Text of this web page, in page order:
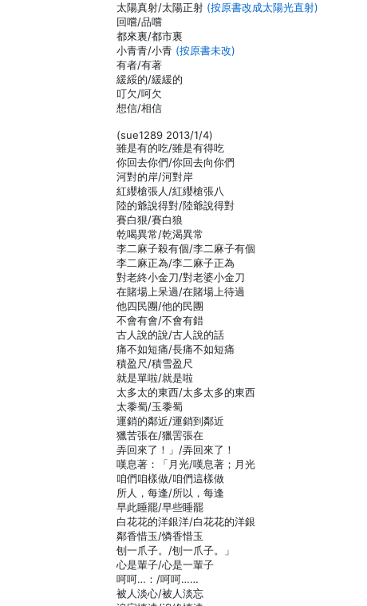
太陽真射/太陽正射 (按原書改成太陽光直射)
回嚐/品嚐
都來裏/都市裏
小青青/小青 (按原書未改)
有者/有著
緩綏的/緩緩的
叮欠/呵欠
想信/相信
(sue1289 2013/1/4)
雖是有的吃/雖是有得吃
你回去你們/你回去向你們
河對的岸/河對岸
紅纓槍張人/紅纓槍張八
陸的爺說得對/陸爺說得對
賽白狠/賽白狼
乾喝異常/乾渴異常
李二麻子殺有個/李二麻子有個
李二麻正為/李二麻子正為
對老終小金刀/對老婆小金刀
在賭場上呆過/在賭場上待過
他四民團/他的民團
不會有會/不會有錯
古人說的說/古人說的話
痛不如短痛/長痛不如短痛
積盈尺/積雪盈尺
就是單啦/就是啦
太多太的東西/太多太多的東西
太黍蜀/玉黍蜀
運銷的鄰近/運銷到鄰近
獵苦張在/獵罟張在
弄回來了！」/弄回來了！
嘆息著：「月光/嘆息著；月光
咱們咱樣做/咱們這樣做
所人，每逢/所以，每逢
早此睡罷/早些睡罷
白花花的洋銀洋/白花花的洋銀
鄰香惜玉/憐香惜玉
刨一爪子。/刨一爪子。」
心是輩子/心是一輩子
呵呵…：/呵呵……
被人淡心/被人淡忘